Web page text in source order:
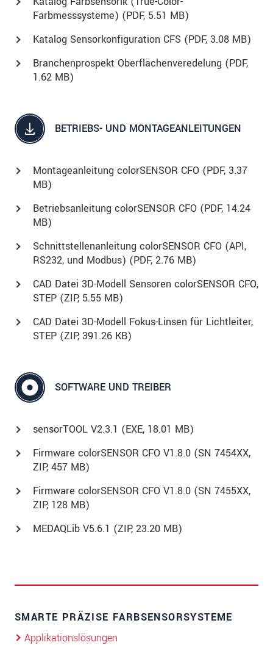
Farbmesssysteme) (PDF, 5.51 MB)
Katalog Sensorkonfiguration CFS (PDF, 3.08 MB)
Branchenprospekt Oberflächenveredelung (PDF,
1.62 MB)
BETRIEBS- UND MONTAGEANLEITUNGEN
Montageanleitung colorSENSOR CFO (PDF, 3.37
MB)
Betriebsanleitung colorSENSOR CFO (PDF, 14.24
MB)
Schnittstellenanleitung colorSENSOR CFO (API,
RS232, und Modbus) (PDF, 2.76 MB)
CAD Datei 3D-Modell Sensoren colorSENSOR CFO,
STEP (ZIP, 5.55 MB)
CAD Datei 3D-Modell Fokus-Linsen für Lichtleiter,
STEP (ZIP, 391.26 KB)
SOFTWARE UND TREIBER
sensorTOOL V2.3.1 (EXE, 18.01 MB)
Firmware colorSENSOR CFO V1.8.0 (SN 7454XX,
ZIP, 457 MB)
Firmware colorSENSOR CFO V1.8.0 (SN 7455XX,
ZIP, 128 MB)
MEDAQLib V5.6.1 (ZIP, 23.20 MB)
SMARTE PRÄZISE FARBSENSORSYSTEME
Applikationslösungen